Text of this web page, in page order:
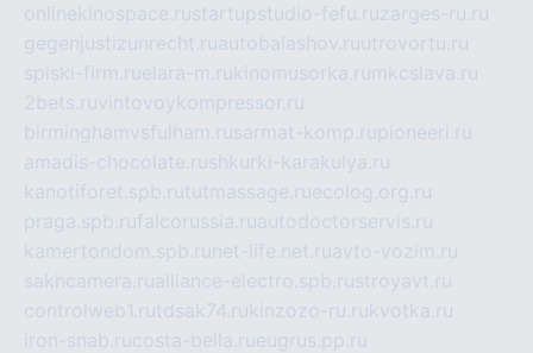
onlinekinospace.rustartupstudio-fefu.ruzarges-ru.ru
gegenjustizunrecht.ruautobalashov.ruutrovortu.ru
spiski-firm.ruelara-m.rukinomusorka.ru mkcslava.ru
2bets.ruvintovoykompressor.ru
birminghamvsfulham.rusarmat-komp.rupioneeri.ru
amadis-chocolate.rushkurki-karakulya.ru
kanotiforet.spb.rututmassage.ruecolog.org.ru
praga.spb.rufalcorussia.ruautodoctorservis.ru
kamertondom.spb.ru net-life.net.ruavto-vozim.ru
sakhcamera.rualliance-electro.spb.rustroyavt.ru
controlweb1.rutdsak74.rukinzozo-ru.rukvotka.ru
iron-snab.rucosta-bella.rueugrus.pp.ru